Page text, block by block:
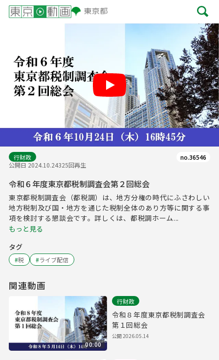
Play
行財政
公開日 2024.10.24325回再生
no.36546
令和６年度東京都税制調査会第２回総会
東京都税制調査会（都税調）は、地方分権の時代にふさわしい
地方税制及び国・地方を通じた税制全体のあり方等に関する事
項を検討する懇談会です。詳しくは、都税調ホーム...
もっと見る
タグ
#税 #ライブ配信
関連動画
00:00
行財政
令和８年度東京都税制調査会
第１回総会
公開2026.05.14